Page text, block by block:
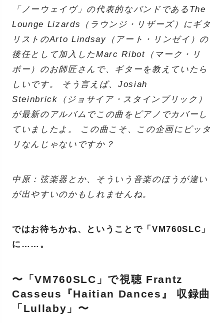
「ノーウェイヴ」の代表的なバンドであるThe
Lounge Lizards（ラウンジ・リザーズ）にギタ
リストのArto Lindsay（アート・リンゼイ）の
後任として加入したMarc Ribot（マーク・リ
ボー）のお師匠さんで、ギターを教えていたら
しいです。 そう言えば、Josiah
Steinbrick（ジョサイア・スタインブリック）
が最新のアルバムでこの曲をピアノでカバーし
ていましたよ。 この曲こそ、この企画にピッタ
リなんじゃないですか？
中原：弦楽器とか、そういう音楽のほうが違い
が出やすいのかもしれませんね。
ではお待ちかね、ということで「VM760SLC」
に……。
〜「VM760SLC」で視聴 Frantz
Casseus『Haitian Dances』 収録曲
「Lullaby」〜